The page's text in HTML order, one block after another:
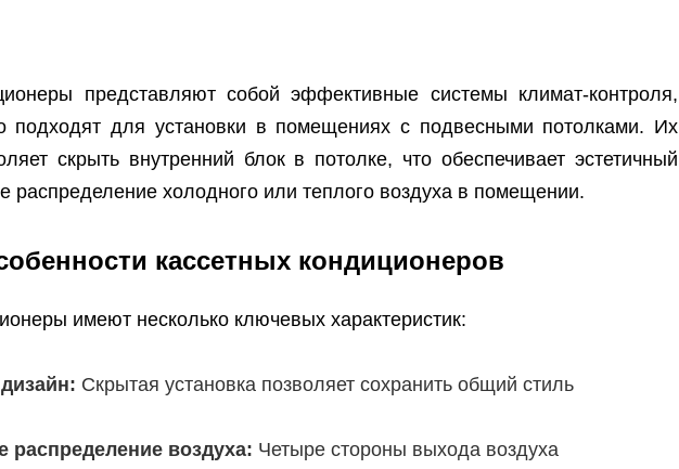
представляют собой эффективные системы климат-контроля,
подходят для установки в помещениях с подвесными потолками. Их
скрыть внутренний блок в потолке, что обеспечивает эстетичный
распределение холодного или теплого воздуха в помещении.
кассетных кондиционеров
имеют несколько ключевых характеристик:
Скрытая установка позволяет сохранить общий стиль
распределение воздуха: Четыре стороны выхода воздуха